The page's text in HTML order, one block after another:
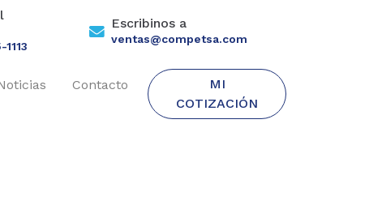
Escribinos a
ventas@competsa.com
Contacto
MI
COTIZACIÓN